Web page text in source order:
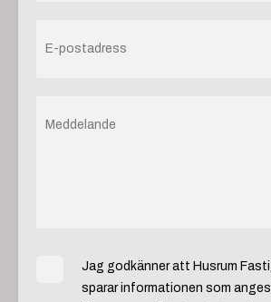
Jag godkänner att Husrum
sparar informationen som